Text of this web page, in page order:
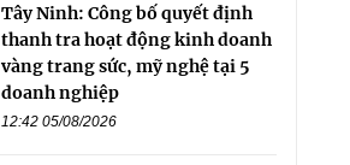
Tây Ninh: Công bố quyết định
thanh tra hoạt động kinh doanh
vàng trang sức, mỹ nghệ tại 5
doanh nghiệp
12:42 05/08/2026